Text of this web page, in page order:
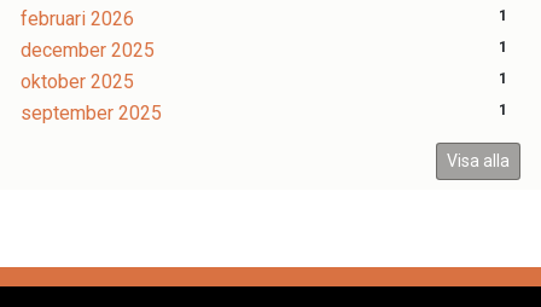
februari 2026 1
december 2025 1
oktober 2025 1
september 2025 1
Visa alla